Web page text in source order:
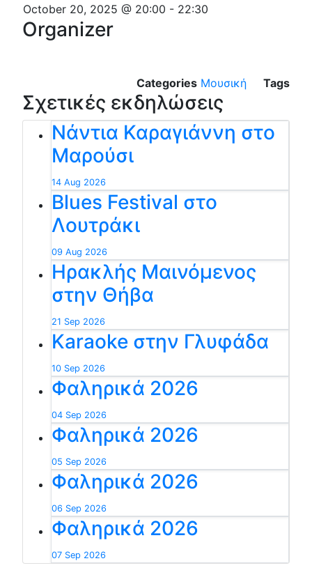
October 20, 2025 @ 20:00 - 22:30
Organizer
Categories Μουσική Tags
Σχετικές εκδηλώσεις
Νάντια Καραγιάννη στο
Μαρούσι
14 Aug 2026
Blues Festival στο
Λουτράκι
09 Aug 2026
Ηρακλής Μαινόμενος
στην Θήβα
21 Sep 2026
Karaoke στην Γλυφάδα
10 Sep 2026
Φαληρικά 2026
04 Sep 2026
Φαληρικά 2026
05 Sep 2026
Φαληρικά 2026
06 Sep 2026
Φαληρικά 2026
07 Sep 2026